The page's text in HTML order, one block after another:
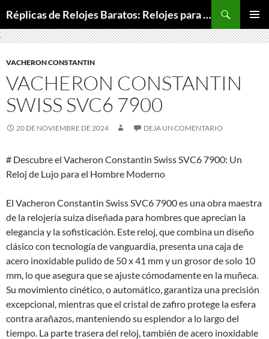
Réplicas de Relojes Baratos: Relojes para Todos los Bolsillos, Relojes de Lujo a Precios Bajos
MENÚ
AL
VACHERON CONSTANTIN
VACHERON CONSTANTIN
SWISS SVC6 7900
20 DE NOVIEMBRE DE 2024 DEJA UN COMENTARIO
# Descubre el Vacheron Constantin Swiss SVC6 7900: Un
Reloj de Lujo para el Hombre Moderno
El Vacheron Constantin Swiss SVC6 7900 es una obra maestra
de la relojería suiza diseñada para hombres que aprecian la
elegancia y la sofisticación. Este reloj, que combina un diseño
clásico con tecnología de vanguardia, presenta una caja de
acero inoxidable pulido de 50 x 41 mm y un grosor de solo 10
mm, lo que asegura que se ajuste cómodamente en la muñeca.
Su movimiento cinético, o automático, garantiza una precisión
excepcional, mientras que el cristal de zafiro protege la esfera
contra arañazos, manteniendo su esplendor a lo largo del
tiempo. La parte trasera del reloj, también de acero inoxidable